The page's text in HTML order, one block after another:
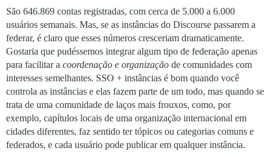
São 646.869 contas registradas, com cerca de 5.000 a 6.000
usuários semanais. Mas, se as instâncias do Discourse passarem a
federar, é claro que esses números cresceriam dramaticamente.
Gostaria que pudéssemos integrar algum tipo de federação apenas
para facilitar a coordenação e organização de comunidades com
interesses semelhantes. SSO + instâncias é bom quando você
controla as instâncias e elas fazem parte de um todo, mas quando se
trata de uma comunidade de laços mais frouxos, como, por
exemplo, capítulos locais de uma organização internacional em
cidades diferentes, faz sentido ter tópicos ou categorias comuns e
federados, e cada usuário pode publicar em qualquer instância.